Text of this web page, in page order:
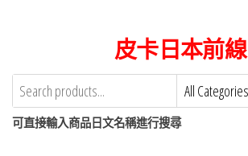
content
皮卡日本前線
可直接輸入商品日文名稱進行搜尋